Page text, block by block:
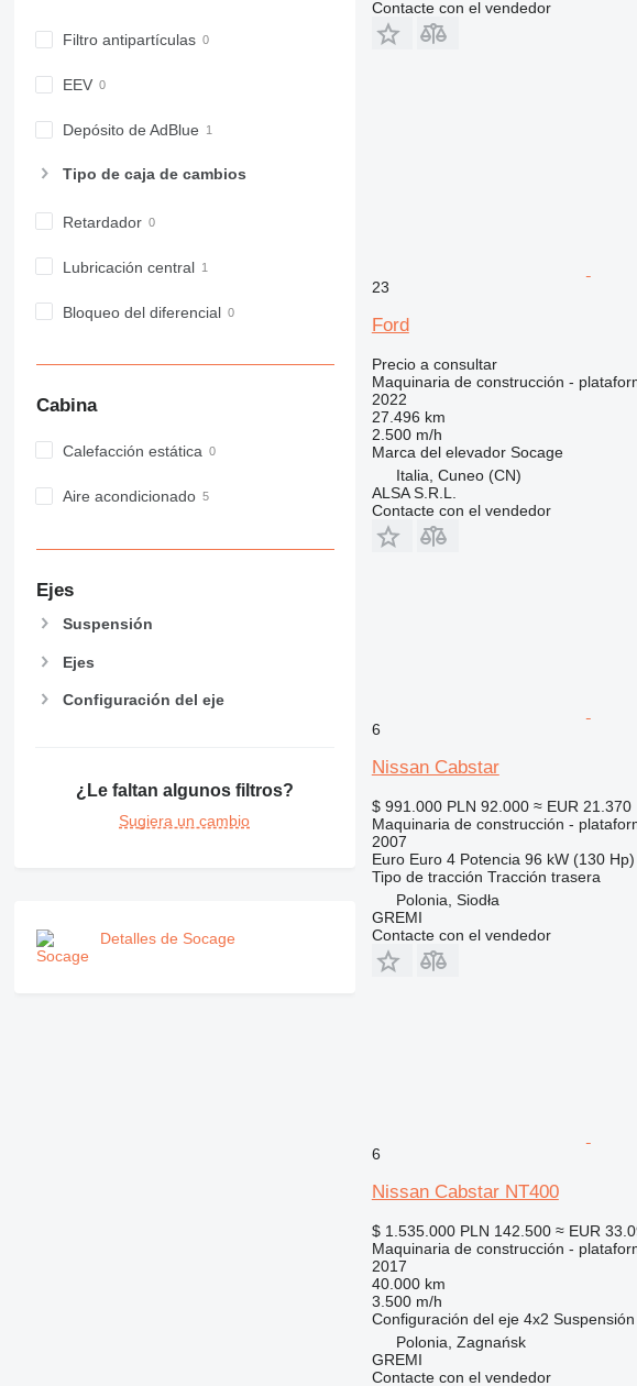
CB
D series
GC
M-series
NR
Filtro antipartículas
EEV
Depósito de AdBlue
Tipo de caja de cambios
Retardador
Lubricación central
Bloqueo del diferencial
Cabina
Calefacción estática
Aire acondicionado
Ejes
Suspensión
Ejes
Configuración del eje
¿Le faltan algunos filtros?
Sugiera un cambio
Detalles de Socage
Contacte con el vendedor
23
Ford
Precio a consultar
Maquinaria de construcción -
2022
27.496 km
2.500 m/h
Marca del elevador Socage
Italia, Cuneo (CN)
ALSA S.R.L.
Contacte con el vendedor
6
Nissan Cabstar
$ 991.000 PLN 92.000 ≈ EUR 21.370
Maquinaria de construcción -
2007
Euro Euro 4 Potencia 96 kW (130 Hp)
Tipo de tracción Tracción trasera
Polonia, Siodła
GREMI
Contacte con el vendedor
6
Nissan Cabstar NT400
$ 1.535.000 PLN 142.500 ≈ EUR
Maquinaria de construcción -
2017
40.000 km
3.500 m/h
Configuración del eje 4x2 Suspensión
Polonia, Zagnańsk
GREMI
Contacte con el vendedor